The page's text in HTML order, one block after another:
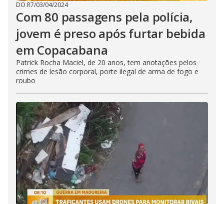
DO R7/03/04/2024
Com 80 passagens pela polícia,
jovem é preso após furtar bebida
em Copacabana
Patrick Rocha Maciel, de 20 anos, tem anotações pelos
crimes de lesão corporal, porte ilegal de arma de fogo e
roubo